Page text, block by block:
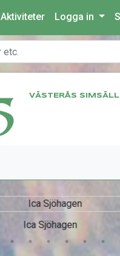
Aktiviteter Logga in
VÄSTERÅS
Ica Sjöhagen